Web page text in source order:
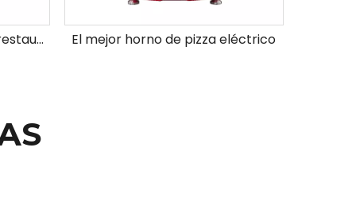
Horno de pizza a gas para restaurante El mejor horno de pizza eléctrico